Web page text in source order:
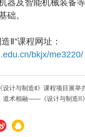
器及智能机械装备
础。
Ⅱ”课程网址：
bkjx/me3220/
设计与制造Ⅱ》课程项目展举
道术相融——《设计与制造II